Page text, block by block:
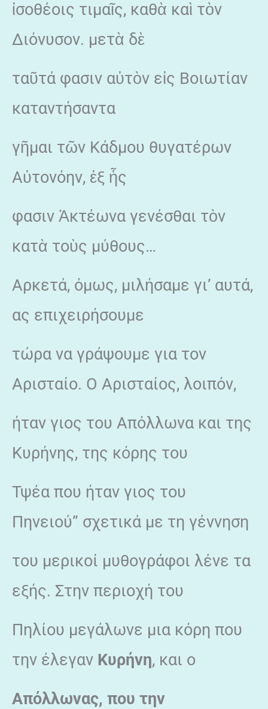
ἰσοθέοις τιμαῖς, καθὰ καὶ τὸν
Διόνυσον. μετὰ δὲ
ταῦτά φασιν αὐτὸν εἰς Βοιωτίαν
καταντήσαντα
γῆμαι τῶν Κάδμου θυγατέρων
Αὐτονόην, ἐξ ἧς
φασιν Ἀκτέωνα γενέσθαι τὸν
κατὰ τοὺς μύθους…
Αρκετά, όμως, μιλήσαμε γι’ αυτά,
ας επιχειρήσουμε
τώρα να γράψουμε για τον
Αρισταίο. Ο Αρισταίος, λοιπόν,
ήταν γιος του Απόλλωνα και της
Κυρήνης, της κόρης του
Τψέα που ήταν γιος του
Πηνειού” σχετικά με τη γέννηση
του μερικοί μυθογράφοι λένε τα
εξής. Στην περιοχή του
Πηλίου μεγάλωνε μια κόρη που
την έλεγαν Κυρήνη, και ο
Απόλλωνας, που την